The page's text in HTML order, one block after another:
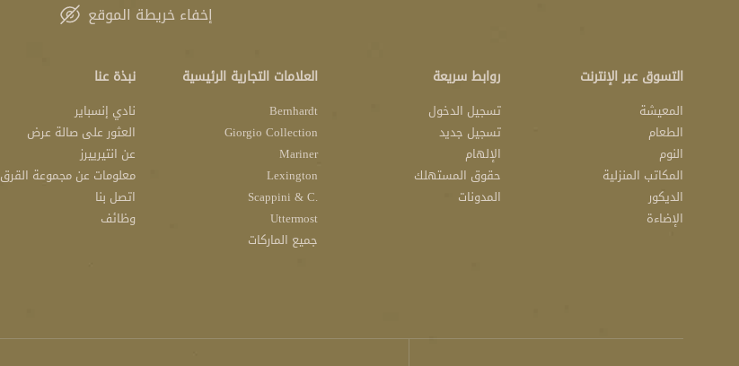
إخفاء خريطة الموقع
التسوق عبر الإنترنت
المعيشة
الطعام
النوم
المكاتب المنزلية
الديكور
الإضاءة
روابط سريعة
تسجيل الدخول
تسجيل جديد
الإلهام
حقوق المستهلك
المدونات
العلامات التجارية الرئيسية
Bernhardt
Giorgio Collection
Mariner
Lexington
.Scappini & C
Uttermost
جميع الماركات
نبذة عنا
نادي إنسباير
العثور على صالة عرض
عن انتيرييرز
معلومات عن مجموعة القرق
اتصل بنا
وظائف